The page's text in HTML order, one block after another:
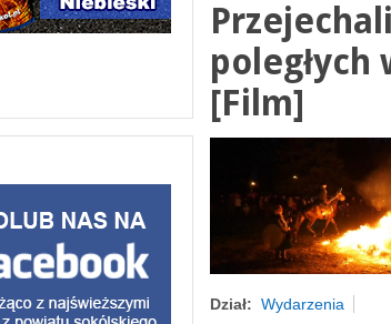
poległych
[Film]
Dział: Wydarzenia